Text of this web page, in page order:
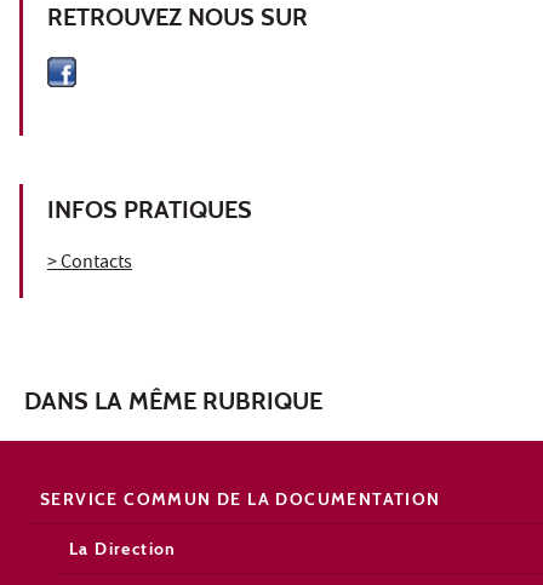
RETROUVEZ NOUS SUR
INFOS PRATIQUES
> Contacts
DANS LA MÊME RUBRIQUE
SERVICE COMMUN DE LA DOCUMENTATION
La Direction